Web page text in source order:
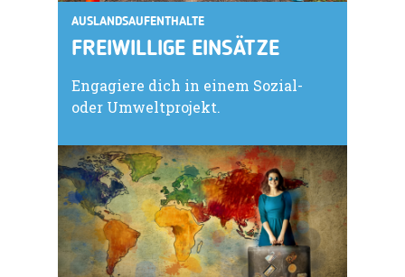
AUSLANDSAUFENTHALTE
FREIWILLIGE EINSÄTZE
Engagiere dich in einem Sozial-
oder Umweltprojekt.